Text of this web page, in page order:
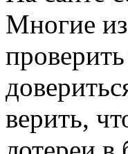
Многие
верить,